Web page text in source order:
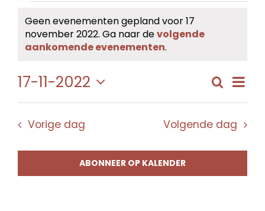
Evenementen
in
17
november
2022
Bericht
Geen evenementen gepland voor 17
november 2022. Ga naar devolgende
aankomende evenementen.
en
Zoeken
Dag
17-11-2022
Selecteer
datum.
Vorige dag Volgende dag
ABONNEER OP KALENDER